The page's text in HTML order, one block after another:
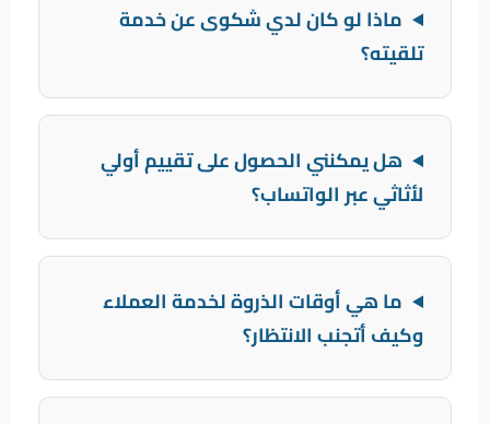
ماذا لو كان لدي شكوى عن خدمة
تلقيته؟
هل يمكنني الحصول على تقييم أولي
لأثاثي عبر الواتساب؟
ما هي أوقات الذروة لخدمة العملاء
وكيف أتجنب الانتظار؟